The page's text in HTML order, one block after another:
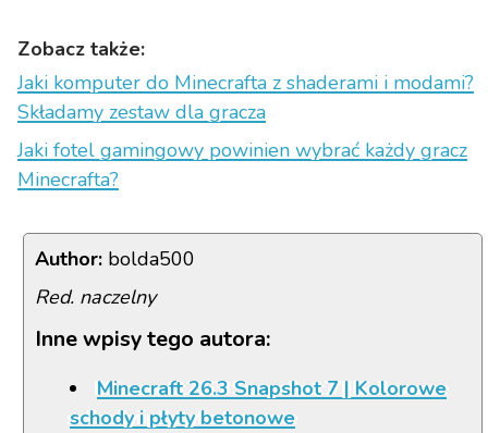
Zobacz także:
Jaki komputer do Minecrafta z shaderami i modami?
Składamy zestaw dla gracza
Jaki fotel gamingowy powinien wybrać każdy gracz
Minecrafta?
Author: bolda500
Red. naczelny
Inne wpisy tego autora:
Minecraft 26.3 Snapshot 7 | Kolorowe
schody i płyty betonowe